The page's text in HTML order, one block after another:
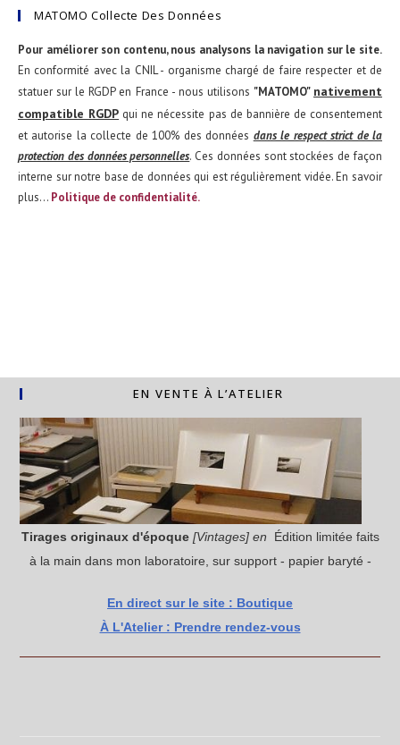
MATOMO Collecte Des Données
Pour améliorer son contenu, nous analysons la navigation sur le site.
En conformité avec la CNIL - organisme chargé de faire respecter et de
statuer sur le RGDP en France - nous utilisons "MATOMO" nativement
compatible RGDP qui ne nécessite pas de bannière de consentement
et autorise la collecte de 100% des données dans le respect strict de la
protection des données personnelles. Ces données sont stockées de façon
interne sur notre base de données qui est régulièrement vidée. En savoir
plus... Politique de confidentialité.
EN VENTE À L’ATELIER
Tirages originaux d'époque [Vintages] en Édition limitée faits
à la main dans mon laboratoire, sur support - papier baryté -
En direct sur le site : Boutique
À L'Atelier : Prendre rendez-vous